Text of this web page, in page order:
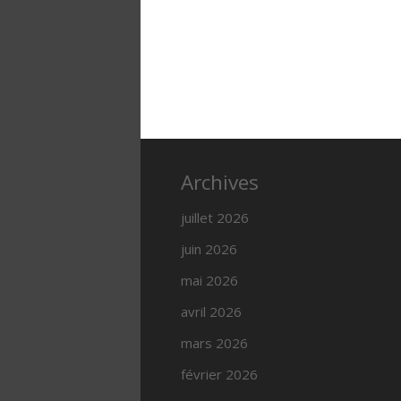
Archives
juillet 2026
juin 2026
mai 2026
avril 2026
mars 2026
février 2026